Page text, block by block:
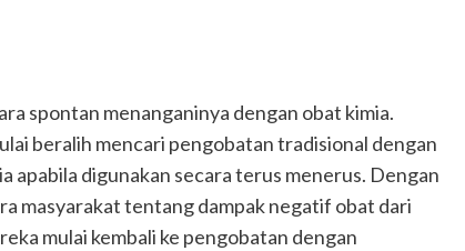
spontan menanganinya dengan obat kimia.
beralih mencari pengobatan tradisional dengan
apabila digunakan secara terus menerus. Dengan
masyarakat tentang dampak negatif obat dari
mulai kembali ke pengobatan dengan